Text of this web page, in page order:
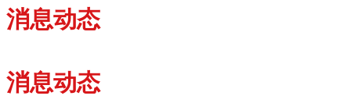
消息动态
消息动态